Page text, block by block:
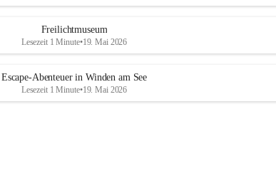
Freilichtmuseum
Lesezeit 1 Minute•19. Mai 2026
Escape-Abenteuer in Winden am See
Lesezeit 1 Minute•19. Mai 2026